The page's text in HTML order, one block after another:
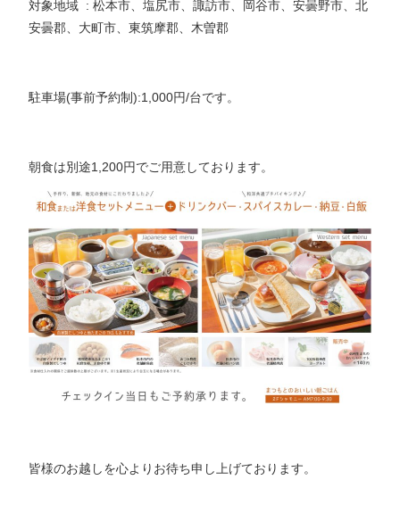
対象地域 : 松本市、塩尻市、諏訪市、岡谷市、安曇野市、北
安曇郡、大町市、東筑摩郡、木曽郡
駐車場(事前予約制):1,000円/台です。
朝食は別途1,200円でご用意しております。
皆様のお越しを心よりお待ち申し上げております。